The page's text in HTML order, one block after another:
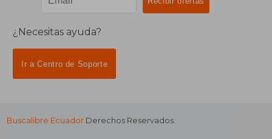
¿Necesitas ayuda?
Ir a Centro de Soporte
Buscalibre Ecuador Derechos Reservados.